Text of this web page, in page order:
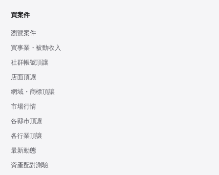
買案件
瀏覽案件
買事業・被動收入
社群帳號頂讓
店面頂讓
網域・商標頂讓
市場行情
各縣市頂讓
各行業頂讓
最新動態
資產配對測驗